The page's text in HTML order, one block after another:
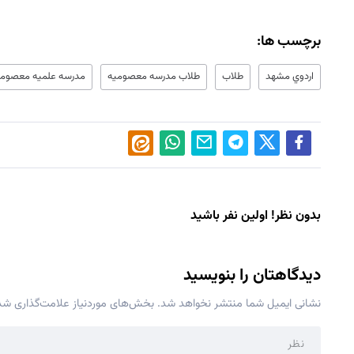
برچسب ها:
اردوي مشهد طلاب طلاب مدرسه معصومیه مدرسه علميه
بدون نظر! اولین نفر باشید
دیدگاهتان را بنویسید
نشانی ایمیل شما منتشر نخواهد شد. بخش‌های موردنیاز علامت‌گذاری